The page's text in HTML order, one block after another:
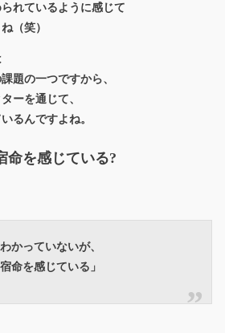
れているように感じて
（笑）
題の一つですから、
ーを通じて、
るんですよね。
命を感じている?
かっていないが、
命を感じている 」